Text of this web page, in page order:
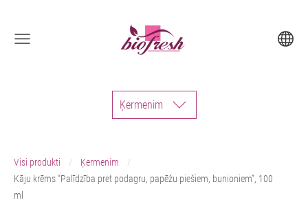
Ķermenim
Visi produkti
Ķermenim
Kāju krēms “Palīdzība pret podagru, papēžu piešiem, bunioniem”, 100
ml